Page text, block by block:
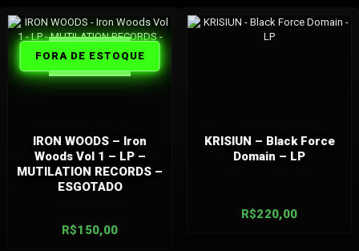
ESTOQUE
FORA DE ESTOQUE
IRON WOODS – Iron
Woods Vol 1 – LP –
MUTILATION RECORDS –
ESGOTADO
R$150,00
KRISIUN – Black Force
Domain – LP
R$220,00